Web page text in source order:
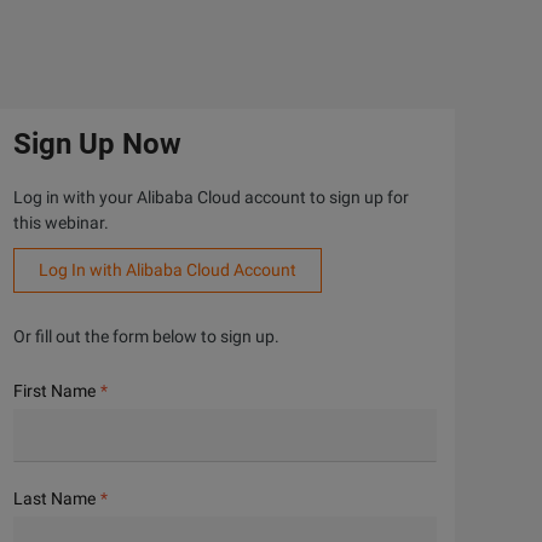
Sign Up Now
Log in with your Alibaba Cloud account to sign up for
this webinar.
Log In with Alibaba Cloud Account
Or fill out the form below to sign up.
First Name
Last Name